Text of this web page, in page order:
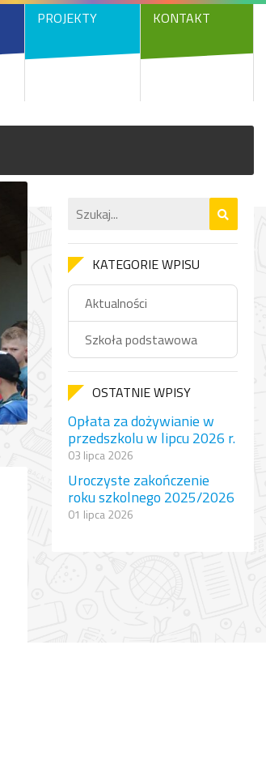
PROJEKTY KONTAKT
KATEGORIE WPISU
Aktualności
Szkoła podstawowa
OSTATNIE WPISY
Opłata za dożywianie w
przedszkolu w lipcu 2026 r.
03 lipca 2026
Uroczyste zakończenie
roku szkolnego 2025/2026
01 lipca 2026